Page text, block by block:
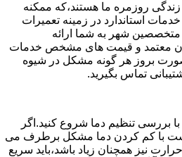
روزمره ما هستند،که ممکنه
استاندارد در زمینه تعمیرات
متخصصین شهر به شما ارائه
معتمد و قیمت های مشخص خدمات
بروز هر گونه مشکل در شیوه
تماس بگیرید.
بررسی تنظیم دما شروع کنید.اگر
است با کم کردن دما مشکل برطرف می
نیز همچنان زیاد باشد،باید سریع